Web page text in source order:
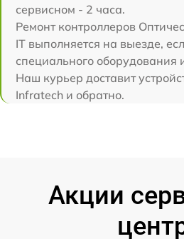
сервисном - 2 часа.
Ремонт контроллеров
IT выполняется на выезде,
специального оборудования
Наш курьер доставит
Infratech и обратно.
Акции